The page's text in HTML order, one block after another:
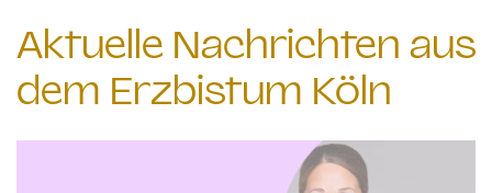
Aktuelle Nachrichten aus
dem Erzbistum Köln